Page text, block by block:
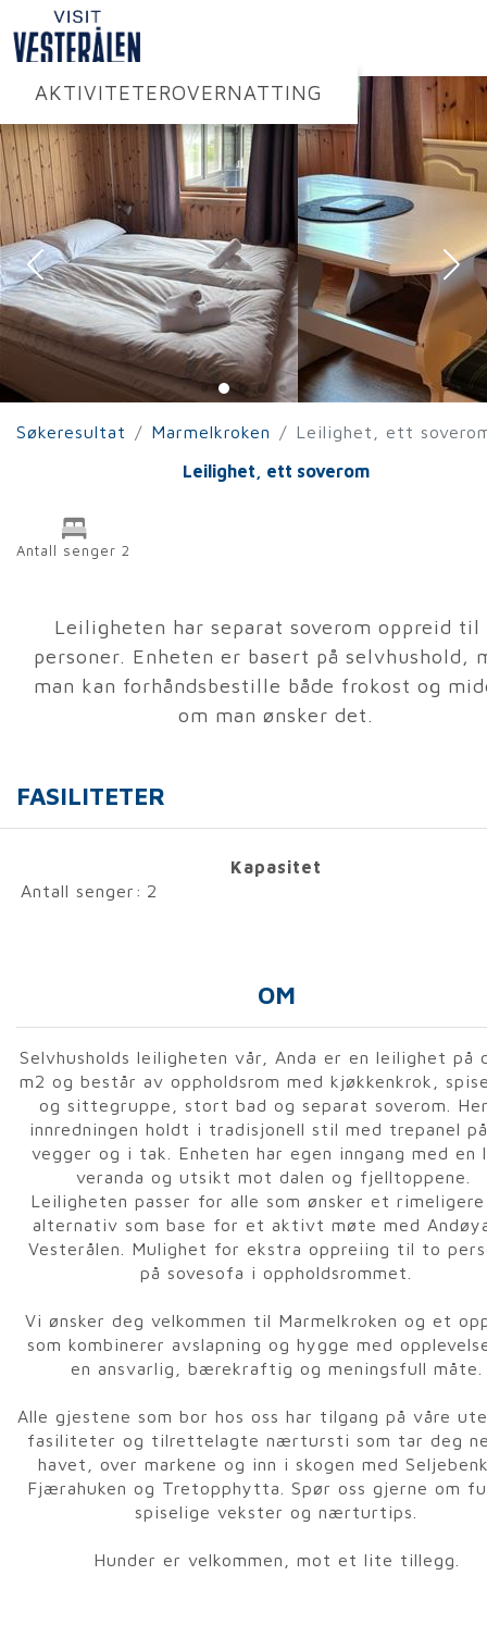
AKTIVITETEROVERNATTING
Søkeresultat Marmelkroken
Leilighet, ett
Leilighet, ett soverom
Antall senger 2
Leiligheten har separat soverom oppreid til
personer. Enheten er basert på selvhushold,
man kan forhåndsbestille både frokost og
om man ønsker det.
FASILITETER
Kapasitet
Antall senger: 2
OM
Selvhusholds leiligheten vår, Anda er en leilighet på
m2 og består av oppholdsrom med kjøkkenkrok,
og sittegruppe, stort bad og separat soverom.
innredningen holdt i tradisjonell stil med trepanel
vegger og i tak. Enheten har egen inngang med en
veranda og utsikt mot dalen og fjelltoppene.
Leiligheten passer for alle som ønsker et
alternativ som base for et aktivt møte med
Vesterålen. Mulighet for ekstra oppreiing til to
på sovesofa i oppholdsrommet.
Vi ønsker deg velkommen til Marmelkroken og et
som kombinerer avslapning og hygge med
en ansvarlig, bærekraftig og meningsfull måte.
Alle gjestene som bor hos oss har tilgang på våre
fasiliteter og tilrettelagte nærtursti som tar deg
havet, over markene og inn i skogen med
Fjærahuken og Tretopphytta. Spør oss gjerne om
spiselige vekster og nærturtips.
Hunder er velkommen, mot et lite tillegg.